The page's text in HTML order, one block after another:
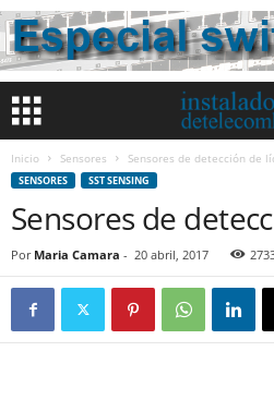
Inicio Sensores Sensores de detección de
SENSORES SST SENSING
Sensores de
Por Maria Camara - 20 abril, 2017